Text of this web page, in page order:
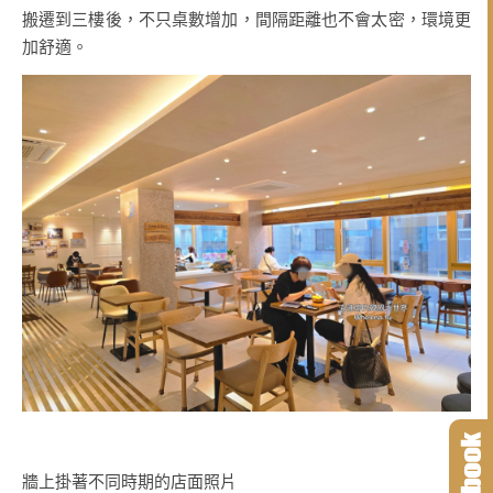
搬遷到三樓後，不只桌數增加，間隔距離也不會太密，環境更
加舒適。
牆上掛著不同時期的店面照片